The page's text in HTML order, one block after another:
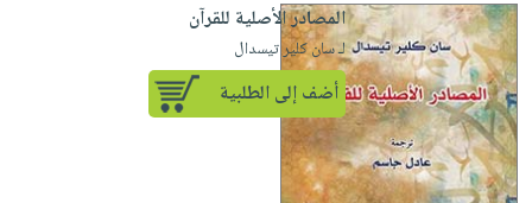
المصادر الأصلية للقرآن
لـ سان كلير تيسدال
أضف إلى الطلبية